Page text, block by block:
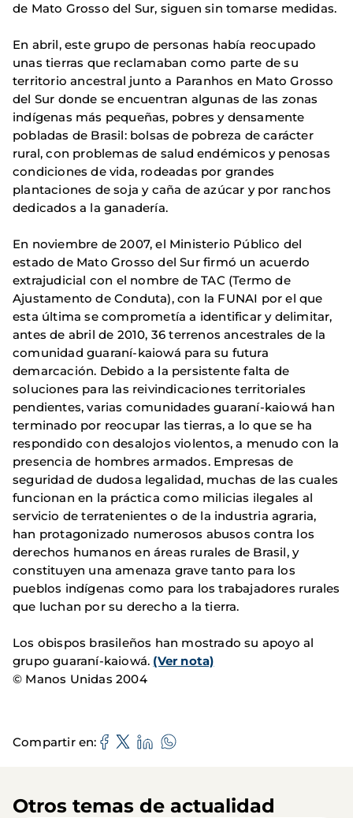
de Mato Grosso del Sur, siguen sin tomarse medidas.
En abril, este grupo de personas había reocupado
unas tierras que reclamaban como parte de su
territorio ancestral junto a Paranhos en Mato Grosso
del Sur donde se encuentran algunas de las zonas
indígenas más pequeñas, pobres y densamente
pobladas de Brasil: bolsas de pobreza de carácter
rural, con problemas de salud endémicos y penosas
condiciones de vida, rodeadas por grandes
plantaciones de soja y caña de azúcar y por ranchos
dedicados a la ganadería.
En noviembre de 2007, el Ministerio Público del
estado de Mato Grosso del Sur firmó un acuerdo
extrajudicial con el nombre de TAC (Termo de
Ajustamento de Conduta), con la FUNAI por el que
esta última se comprometía a identificar y delimitar,
antes de abril de 2010, 36 terrenos ancestrales de la
comunidad guaraní-kaiowá para su futura
demarcación. Debido a la persistente falta de
soluciones para las reivindicaciones territoriales
pendientes, varias comunidades guaraní-kaiowá han
terminado por reocupar las tierras, a lo que se ha
respondido con desalojos violentos, a menudo con la
presencia de hombres armados. Empresas de
seguridad de dudosa legalidad, muchas de las cuales
funcionan en la práctica como milicias ilegales al
servicio de terratenientes o de la industria agraria,
han protagonizado numerosos abusos contra los
derechos humanos en áreas rurales de Brasil, y
constituyen una amenaza grave tanto para los
pueblos indígenas como para los trabajadores rurales
que luchan por su derecho a la tierra.
Los obispos brasileños han mostrado su apoyo al
grupo guaraní-kaiowá. (Ver nota)
© Manos Unidas 2004
Compartir en
Otros temas de actualidad